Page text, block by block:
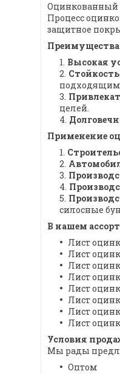
Оцинкованный
Процесс
защитное
Высокая
целей.
Применение
силосные
В нашем
Лист
Лист
Лист
Лист
Лист
Лист
Лист
Лист
Условия
Мы рады
Оптом